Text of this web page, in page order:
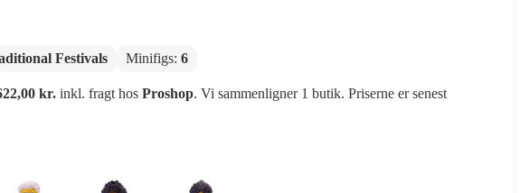
Festivals Minifigs: 6
kr.inkl. fragt hos Proshop. Vi sammenligner 1 butik. Priserne er senest